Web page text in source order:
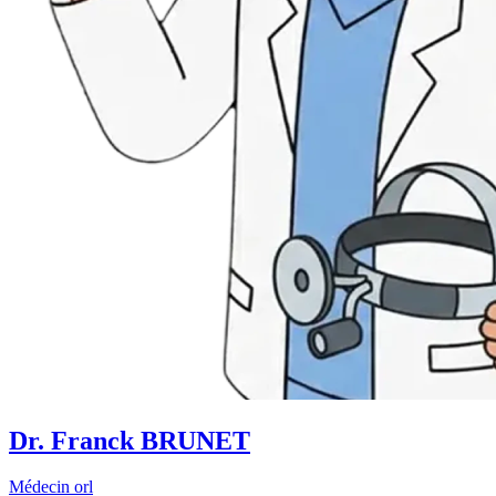
Dr. Franck BRUNET
Médecin orl